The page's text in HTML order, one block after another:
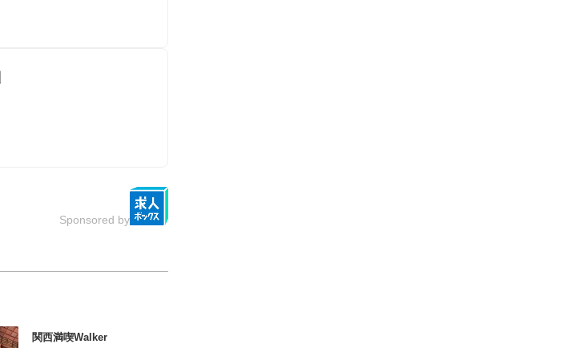
Sponsored by
関西満喫Walker